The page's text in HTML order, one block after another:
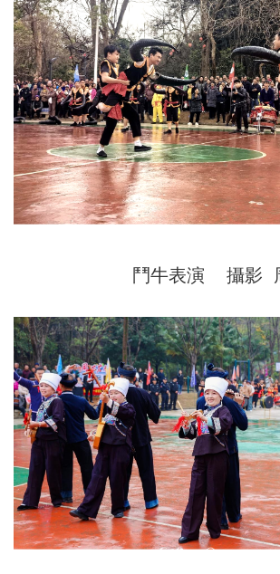
鬥牛表演 攝影